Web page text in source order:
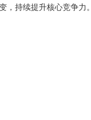
，持续提升核心竞争力。